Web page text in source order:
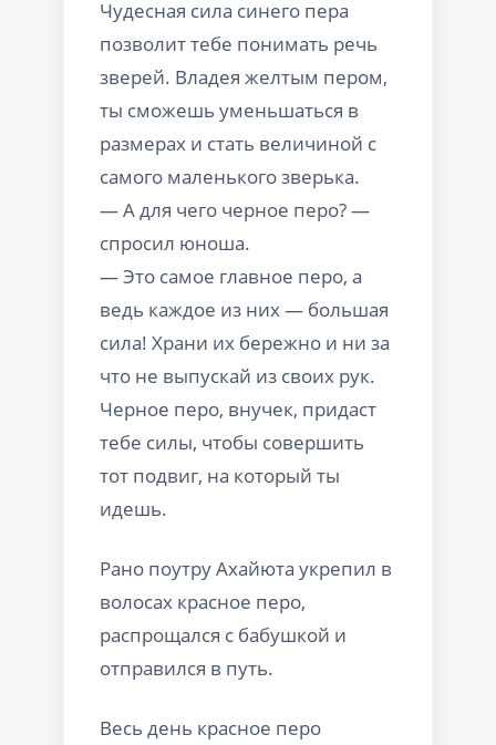
Чудесная сила синего пера
позволит тебе понимать речь
зверей. Владея желтым пером,
ты сможешь уменьшаться в
размерах и стать величиной с
самого маленького зверька.
— А для чего черное перо? —
спросил юноша.
— Это самое главное перо, а
ведь каждое из них — большая
сила! Храни их бережно и ни за
что не выпускай из своих рук.
Черное перо, внучек, придаст
тебе силы, чтобы совершить
тот подвиг, на который ты
идешь.
Рано поутру Ахайюта укрепил в
волосах красное перо,
распрощался с бабушкой и
отправился в путь.
Весь день красное перо